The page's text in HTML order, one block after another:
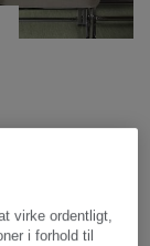
virke ordentligt,
i forhold til